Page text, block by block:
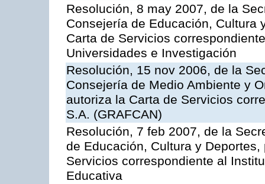
Resolución, 8 may 2007, de la
Consejería de Educación, Cultura
Carta de Servicios
Universidades e Investigación
Resolución, 15 nov 2006, de la
Consejería de Medio Ambiente y
autoriza la Carta de Servicios
S.A. (GRAFCAN)
Resolución, 7 feb 2007, de la
de Educación, Cultura y
Servicios correspondiente al
Educativa